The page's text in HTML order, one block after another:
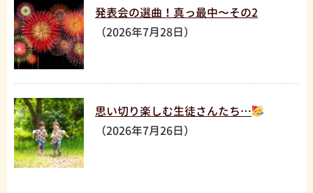
発表会の選曲！真っ最中〜その2
（2026年7月28日）
思い切り楽しむ生徒さんたち…
（2026年7月26日）